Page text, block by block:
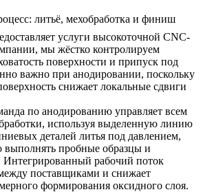
литьё, мехобработка и финиш
услуги высокоточной CNC-
мы жёстко контролируем
поверхности и припуск под
важно при анодировании, поскольку
снижает локальные сдвиги
по анодированию управляет всем
используя выделенную линию
деталей литья под давлением,
выполнять пробные образцы и
Интегрированный рабочий поток
поставщиками и снижает
формирования оксидного слоя.